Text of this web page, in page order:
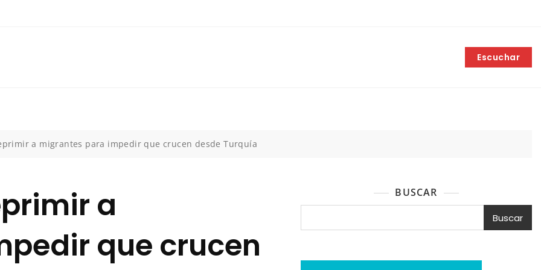
Escuchar
a migrantes para impedir que crucen desde Turquía
a
que crucen
BUSCAR
Buscar